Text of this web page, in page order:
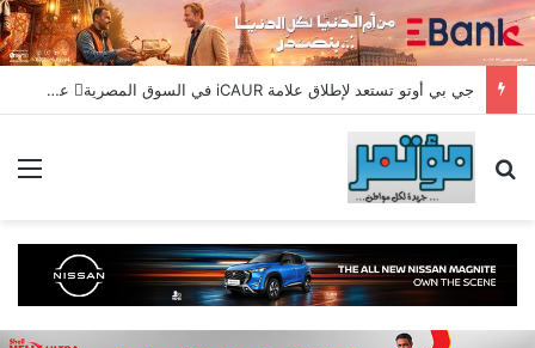
جي بي أوتو تستعد لإطلاق علامة iCAUR في السوق المصرية علامة عالمية جديدة لسيارات الطاقة الجديدة تجمع بين التكنولوجيا الذكية والتصميم الجريء وروح المغامر
بحث عن